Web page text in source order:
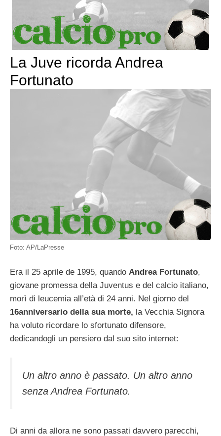
La Juve ricorda Andrea
Fortunato
Foto: AP/LaPresse
Era il 25 aprile de 1995, quando Andrea Fortunato,
giovane promessa della Juventus e del calcio italiano,
morì di leucemia all’età di 24 anni. Nel giorno del
16anniversario della sua morte, la Vecchia Signora
ha voluto ricordare lo sfortunato difensore,
dedicandogli un pensiero dal suo sito internet:
Un altro anno è passato. Un altro anno
senza Andrea Fortunato.
Di anni da allora ne sono passati davvero parecchi,